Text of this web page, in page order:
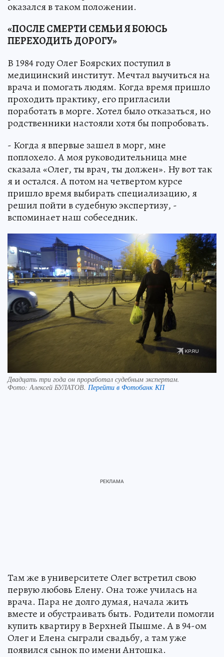
оказался в таком положении.
«ПОСЛЕ СМЕРТИ СЕМЬИ Я БОЮСЬ
ПЕРЕХОДИТЬ ДОРОГУ»
В 1984 году Олег Боярских поступил в
медицинский институт. Мечтал выучиться на
врача и помогать людям. Когда время пришло
проходить практику, его пригласили
поработать в морге. Хотел было отказаться, но
родственники настояли хотя бы попробовать.
- Когда я впервые зашел в морг, мне
поплохело. А моя руководительница мне
сказала «Олег, ты врач, ты должен». Ну вот так
я и остался. А потом на четвертом курсе
пришло время выбирать специализацию, я
решил пойти в судебную экспертизу, -
вспоминает наш собеседник.
Двадцать три года он проработал судебным экспертам.
Фото:Алексей БУЛАТОВ. Перейти в Фотобанк КП
Там же в университете Олег встретил свою
первую любовь Елену. Она тоже училась на
врача. Пара не долго думая, начала жить
вместе и обустраивать быть. Родители помогли
купить квартиру в Верхней Пышме. А в 94-ом
Олег и Елена сыграли свадьбу, а там уже
появился сынок по имени Антошка.